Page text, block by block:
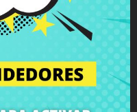
Bell
LJ71